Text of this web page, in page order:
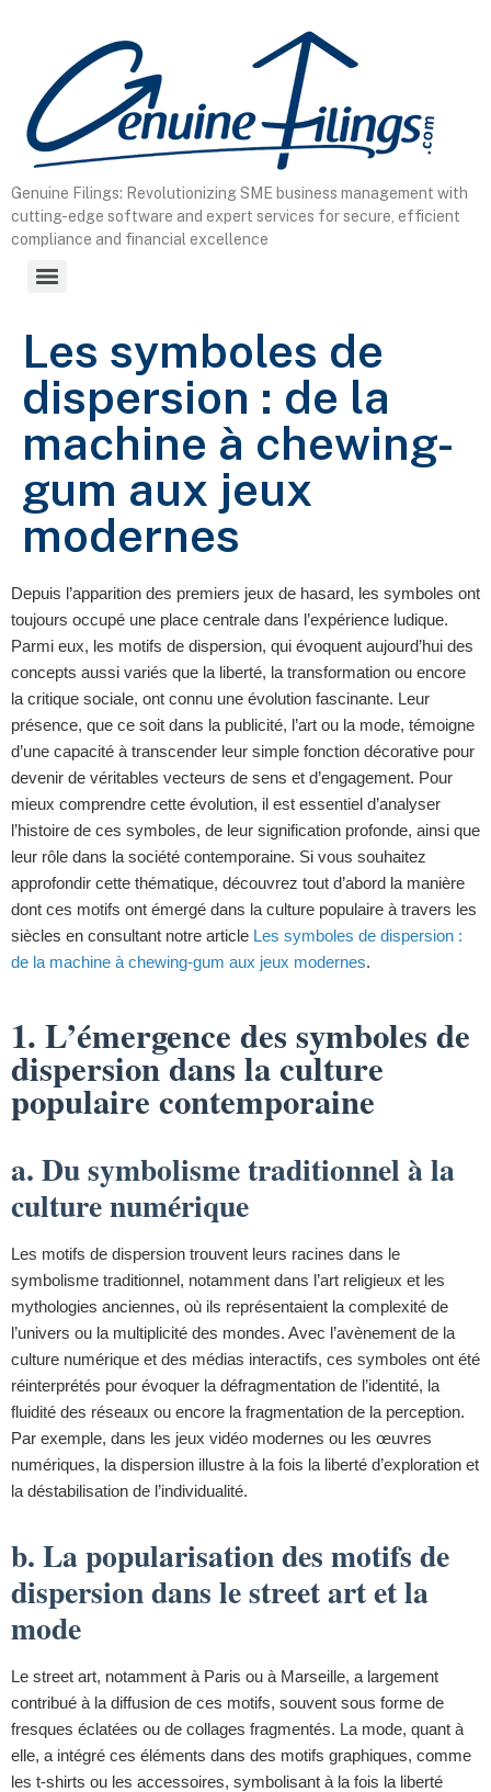
Genuine Filings: Revolutionizing SME business management with
cutting-edge software and expert services for secure, efficient
compliance and financial excellence
Les symboles de
dispersion : de la
machine à chewing-
gum aux jeux
modernes
Depuis l’apparition des premiers jeux de hasard, les symboles ont
toujours occupé une place centrale dans l’expérience ludique.
Parmi eux, les motifs de dispersion, qui évoquent aujourd’hui des
concepts aussi variés que la liberté, la transformation ou encore
la critique sociale, ont connu une évolution fascinante. Leur
présence, que ce soit dans la publicité, l’art ou la mode, témoigne
d’une capacité à transcender leur simple fonction décorative pour
devenir de véritables vecteurs de sens et d’engagement. Pour
mieux comprendre cette évolution, il est essentiel d’analyser
l’histoire de ces symboles, de leur signification profonde, ainsi que
leur rôle dans la société contemporaine. Si vous souhaitez
approfondir cette thématique, découvrez tout d’abord la manière
dont ces motifs ont émergé dans la culture populaire à travers les
siècles en consultant notre article Les symboles de dispersion :
de la machine à chewing-gum aux jeux modernes.
1. L’émergence des symboles de
dispersion dans la culture
populaire contemporaine
a. Du symbolisme traditionnel à la
culture numérique
Les motifs de dispersion trouvent leurs racines dans le
symbolisme traditionnel, notamment dans l’art religieux et les
mythologies anciennes, où ils représentaient la complexité de
l’univers ou la multiplicité des mondes. Avec l’avènement de la
culture numérique et des médias interactifs, ces symboles ont été
réinterprétés pour évoquer la défragmentation de l’identité, la
fluidité des réseaux ou encore la fragmentation de la perception.
Par exemple, dans les jeux vidéo modernes ou les œuvres
numériques, la dispersion illustre à la fois la liberté d’exploration et
la déstabilisation de l’individualité.
b. La popularisation des motifs de
dispersion dans le street art et la
mode
Le street art, notamment à Paris ou à Marseille, a largement
contribué à la diffusion de ces motifs, souvent sous forme de
fresques éclatées ou de collages fragmentés. La mode, quant à
elle, a intégré ces éléments dans des motifs graphiques, comme
les t-shirts ou les accessoires, symbolisant à la fois la liberté